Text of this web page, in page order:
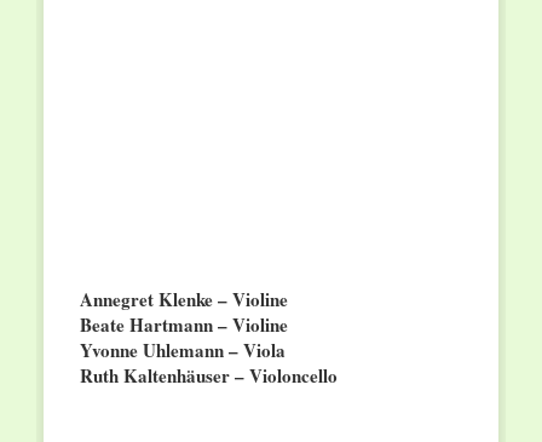
Annegret Klenke – Violine
Beate Hartmann – Violine
Yvonne Uhlemann – Viola
Ruth Kaltenhäuser – Violoncello